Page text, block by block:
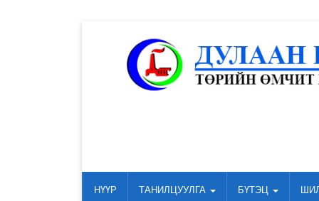
НҮҮР ТАНИЛЦУУЛГА БҮТЭЦ